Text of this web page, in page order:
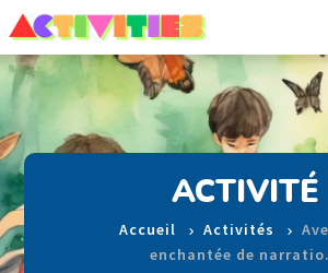
ACTIVITÉ
Accueil Activités
enchantée de